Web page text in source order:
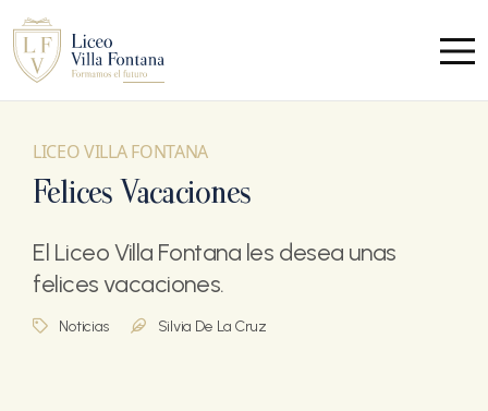
LICEO VILLA FONTANA
Felices Vacaciones
El Liceo Villa Fontana les desea unas
felices vacaciones.
Noticias Silvia De La Cruz